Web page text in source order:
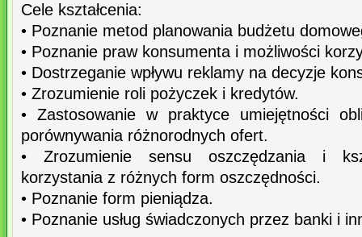
Cele kształcenia:
• Poznanie metod planowania budżetu
• Poznanie praw konsumenta i możliwości
• Dostrzeganie wpływu reklamy na decyzje
• Zrozumienie roli pożyczek i kredytów.
• Zastosowanie w praktyce umiejętności
porównywania różnorodnych ofert.
• Zrozumienie sensu oszczędzania i
korzystania z różnych form oszczędności.
• Poznanie form pieniądza.
• Poznanie usług świadczonych przez banki i